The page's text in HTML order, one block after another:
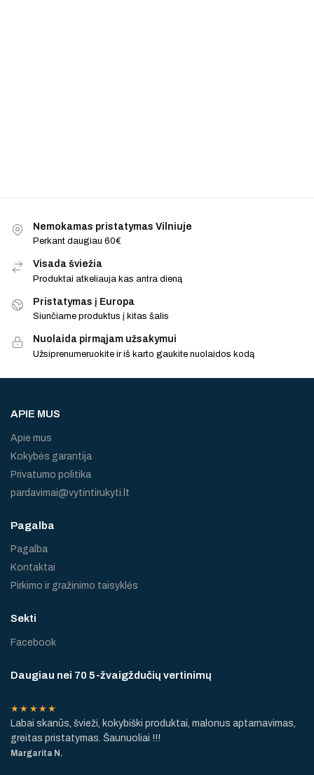
Nemokamas pristatymas Vilniuje
Perkant daugiau 60€
Visada šviežia
Produktai atkeliauja kas antra dieną
Pristatymas į Europa
Siunčiame produktus į kitas šalis
Nuolaida pirmąjam užsakymui
Užsiprenumeruokite ir iš karto gaukite nuolaidos kodą
APIE MUS
Apie mus
Kokybės garantija
Privatumo politika
pardavimai@vytintirukyti.lt
Pagalba
Pagalba
Kontaktai
Pirkimo ir gražinimo taisyklės
Sekti
Facebook
Daugiau nei 70 5-žvaigždučių vertinimų
★★★★★
Labai skanūs, švieži, kokybiški produktai, malonus aptarnavimas,
greitas pristatymas. Šaunuoliai !!!
Margarita N.